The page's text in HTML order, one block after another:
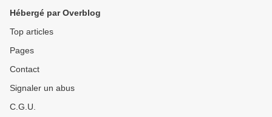
Hébergé par Overblog
Top articles
Pages
Contact
Signaler un abus
C.G.U.